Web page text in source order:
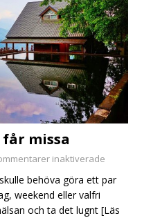
missa
inaktiverade
behöva göra ett par
weekend eller valfri
och ta det lugnt [Läs